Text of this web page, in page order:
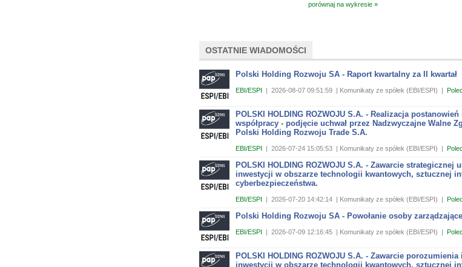
porównaj na wykresie »
OSTATNIE WIADOMOŚCI
Polski Holding Rozwoju SA - Raport kwartalny za II kwartał
EBI/ESPI 2026-08-07 09:51:59 | Komunikaty ze spółek (EBI/ESPI)
POLSKI HOLDING ROZWOJU S.A. - Realizacja
współpracy - podjęcie uchwał przez Nadzwyczajne Walne
Polski Holding Rozwoju Trade S.A.
EBI/ESPI 2026-07-24 15:05:53 | Komunikaty ze spółek (EBI/ESPI)
POLSKI HOLDING ROZWOJU S.A. - Zawarcie strategicznej
inwestycji w obszarze technologii kwantowych, sztucznej
cyberbezpieczeństwa.
EBI/ESPI 2026-07-20 14:42:14 | Komunikaty ze spółek (EBI/ESPI)
Polski Holding Rozwoju SA - Powołanie osoby
EBI/ESPI 2026-07-09 12:16:45 | Komunikaty ze spółek (EBI/ESPI)
POLSKI HOLDING ROZWOJU S.A. - Zawarcie
inwestycji w obszarze technologii kwantowych, sztucznej